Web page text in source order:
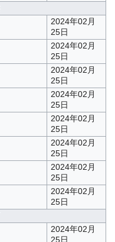
2024年02月
25日
2024年02月
25日
2024年02月
25日
2024年02月
25日
2024年02月
25日
2024年02月
25日
2024年02月
25日
2024年02月
25日
2024年02月
25日